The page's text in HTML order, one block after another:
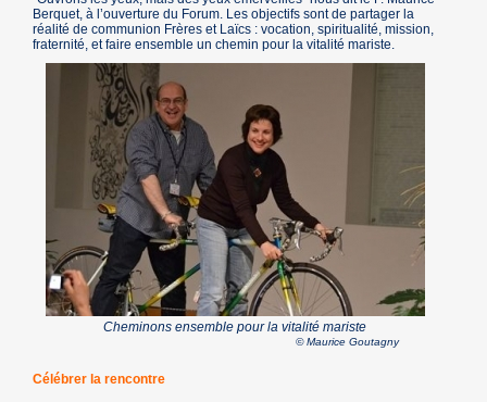
Berquet, à l’ouverture du Forum. Les objectifs sont de partager la
réalité de communion Frères et Laïcs : vocation, spiritualité, mission,
fraternité, et faire ensemble un chemin pour la vitalité mariste.
Cheminons ensemble pour la vitalité mariste
© Maurice Goutagny
Célébrer la rencontre